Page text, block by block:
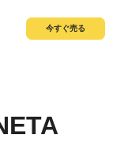
今すぐ売る